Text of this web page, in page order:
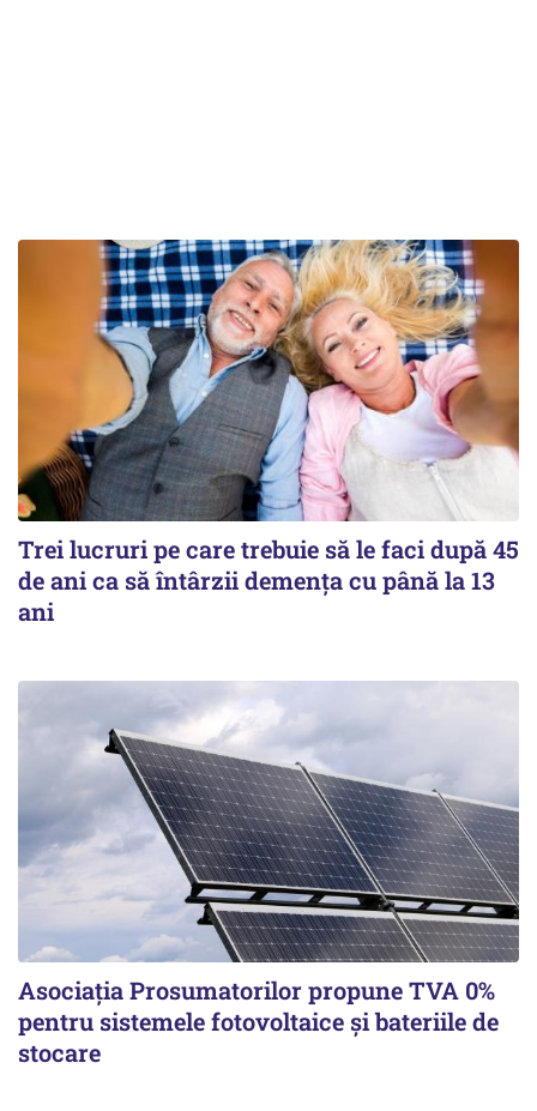
Trei lucruri pe care trebuie să le faci după 45
de ani ca să întârzii demența cu până la 13
ani
Asociația Prosumatorilor propune TVA 0%
pentru sistemele fotovoltaice și bateriile de
stocare